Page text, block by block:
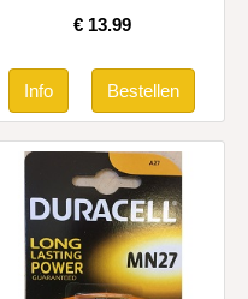
€ 13.99